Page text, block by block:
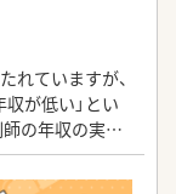
れていますが、
が低い」とい
の年収の実態
的な方法を解説